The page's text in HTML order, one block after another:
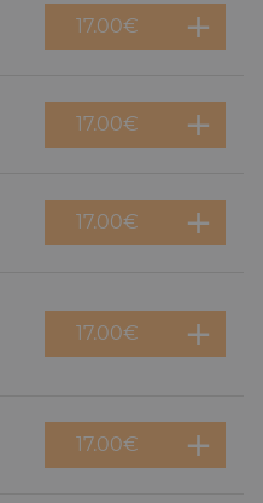
17.00€
17.00€
17.00€
17.00€
17.00€